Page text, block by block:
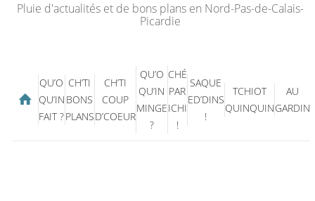
Pluie d'actualités et de bons plans en Nord-Pas-de-Calais-
Picardie
QU’O
QU’IN
FAIT ?
CH’TI
BONS
PLANS
CH’TI
COUP
D’COEUR
QU’O
QU’IN
MINGE
?
CHÉ
PAR
ICHI
!
SAQUE
ED’DINS
!
TCHIOT
QUINQUIN
AU
GARDIN